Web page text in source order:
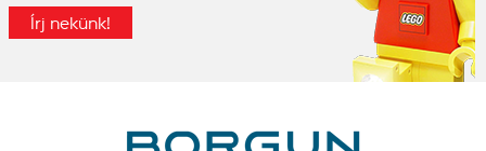
Írj nekünk!